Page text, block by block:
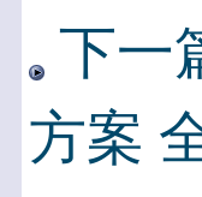
下一
方案